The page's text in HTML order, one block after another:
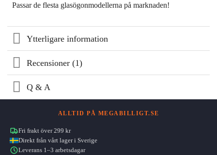
Passar de flesta glasögonmodellerna på marknaden!
Ytterligare information
Recensioner (1)
Q & A
ALLTID PÅ MEGABILLIGT.SE
Fri frakt över 299 kr
Direkt från vårt lager i Sverige
Leverans 1–3 arbetsdagar